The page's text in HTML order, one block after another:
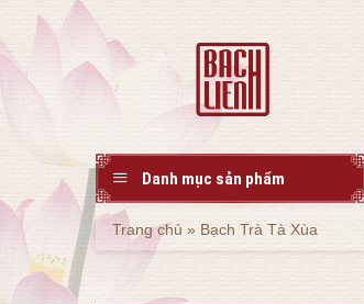
to
content
Danh mục sản phẩm
Trang chủ » Bạch Trà Tà Xùa